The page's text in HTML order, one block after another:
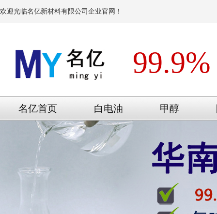
欢迎光临名亿新材料有限公司企业官网！
99.9%
名亿首页 白电油 甲醇